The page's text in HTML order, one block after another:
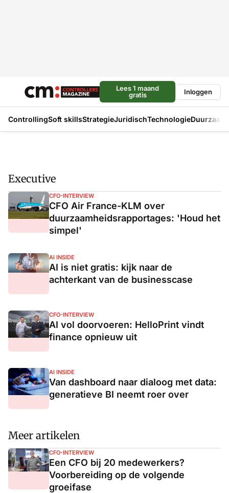
Lees 1 maand
gratis
Inloggen
ControllingSoft skillsStrategieJuridischTechnologie
Executive
CFO-INTERVIEW
CFO Air France-KLM over
duurzaamheidsrapportages: 'Houd het
simpel'
AI INSIDE
AI is niet gratis: kijk naar de
achterkant van de businesscase
CFO-INTERVIEW
AI vol doorvoeren: HelloPrint vindt
finance opnieuw uit
AI INSIDE
Van dashboard naar dialoog met data:
generatieve BI neemt roer over
Meer artikelen
CFO-INTERVIEW
Een CFO bij 20 medewerkers?
Voorbereiding op de volgende
groeifase